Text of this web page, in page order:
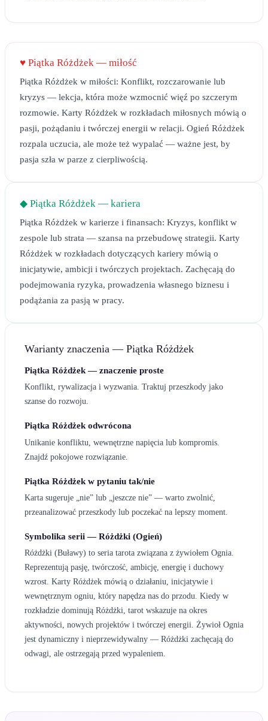
♥ Piątka Różdżek — miłość
Piątka Różdżek w miłości: Konflikt, rozczarowanie lub
kryzys — lekcja, która może wzmocnić więź po szczerym
rozmowie. Karty Różdżek w rozkładach miłosnych mówią o
pasji, pożądaniu i twórczej energii w relacji. Ogień Różdżek
rozpala uczucia, ale może też wypalać — ważne jest, by
pasja szła w parze z cierpliwością.
◆ Piątka Różdżek — kariera
Piątka Różdżek w karierze i finansach: Kryzys, konflikt w
zespole lub strata — szansa na przebudowę strategii. Karty
Różdżek w rozkładach dotyczących kariery mówią o
inicjatywie, ambicji i twórczych projektach. Zachęcają do
podejmowania ryzyka, prowadzenia własnego biznesu i
podążania za pasją w pracy.
Warianty znaczenia — Piątka Różdżek
Piątka Różdżek — znaczenie proste
Konflikt, rywalizacja i wyzwania. Traktuj przeszkody jako
szanse do rozwoju.
Piątka Różdżek odwrócona
Unikanie konfliktu, wewnętrzne napięcia lub kompromis.
Znajdź pokojowe rozwiązanie.
Piątka Różdżek w pytaniu tak/nie
Karta sugeruje „nie” lub „jeszcze nie” — warto zwolnić,
przeanalizować przeszkody lub poczekać na lepszy moment.
Symbolika serii — Różdżki (Ogień)
Różdżki (Buławy) to seria tarota związana z żywiołem Ognia.
Reprezentują pasję, twórczość, ambicję, energię i duchowy
wzrost. Karty Różdżek mówią o działaniu, inicjatywie i
wewnętrznym ogniu, który napędza nas do przodu. Kiedy w
rozkładzie dominują Różdżki, tarot wskazuje na okres
aktywności, nowych projektów i twórczej energii. Żywioł Ognia
jest dynamiczny i nieprzewidywalny — Różdżki zachęcają do
odwagi, ale ostrzegają przed wypaleniem.